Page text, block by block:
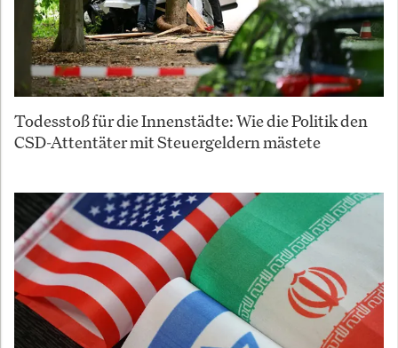
Todesstoß für die Innenstädte: Wie die Politik den
CSD-Attentäter mit Steuergeldern mästete